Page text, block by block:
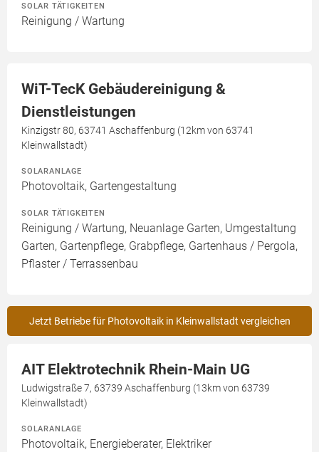
SOLAR TÄTIGKEITEN
Reinigung / Wartung
WiT-TecK Gebäudereinigung &
Dienstleistungen
Kinzigstr 80, 63741 Aschaffenburg (12km von 63741
Kleinwallstadt)
SOLARANLAGE
Photovoltaik, Gartengestaltung
SOLAR TÄTIGKEITEN
Reinigung / Wartung, Neuanlage Garten, Umgestaltung
Garten, Gartenpflege, Grabpflege, Gartenhaus / Pergola,
Pflaster / Terrassenbau
Jetzt Betriebe für Photovoltaik in Kleinwallstadt vergleichen
AIT Elektrotechnik Rhein-Main UG
Ludwigstraße 7, 63739 Aschaffenburg (13km von 63739
Kleinwallstadt)
SOLARANLAGE
Photovoltaik, Energieberater, Elektriker